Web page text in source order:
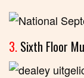
3. Sixth Floor